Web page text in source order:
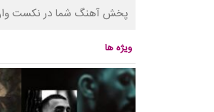
پخش آهنگ شما در نکست
ویژه ها